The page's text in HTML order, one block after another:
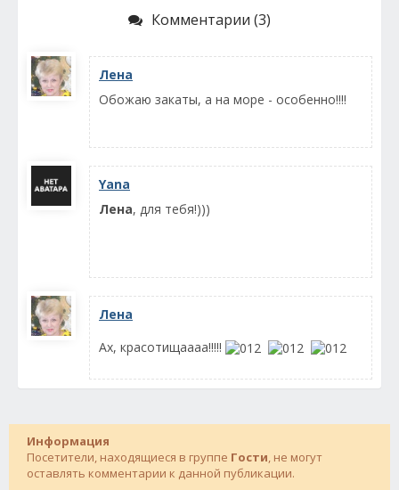
Комментарии (3)
Лена
Обожаю закаты, а на море - особенно!!!!
Yana
Лена, для тебя!)))
Лена
Ах, красотищаааа!!!!!
Информация
Посетители, находящиеся в группе Гости, не могут
оставлять комментарии к данной публикации.